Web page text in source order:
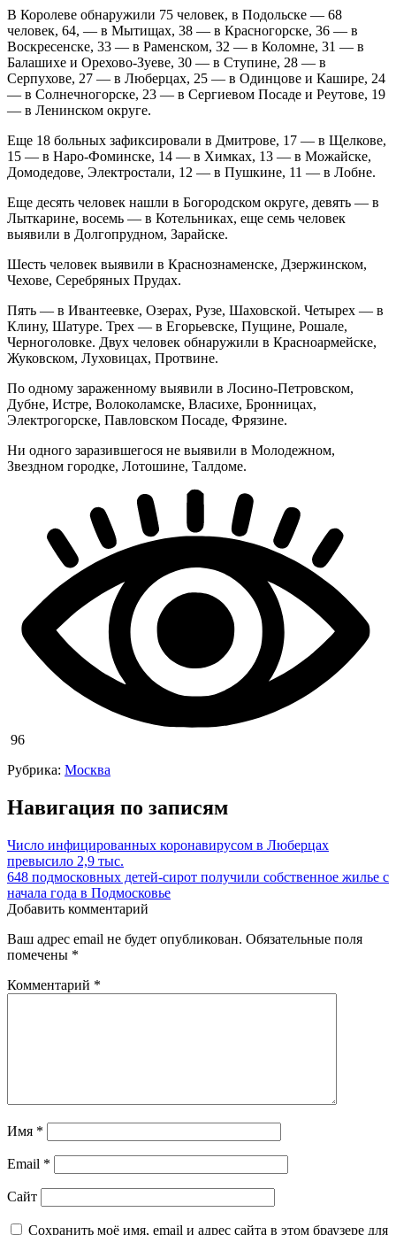
В Королеве обнаружили 75 человек, в Подольске — 68
человек, 64, — в Мытищах, 38 — в Красногорске, 36 — в
Воскресенске, 33 — в Раменском, 32 — в Коломне, 31 — в
Балашихе и Орехово-Зуеве, 30 — в Ступине, 28 — в
Серпухове, 27 — в Люберцах, 25 — в Одинцове и Кашире, 24
— в Солнечногорске, 23 — в Сергиевом Посаде и Реутове, 19
— в Ленинском округе.
Еще 18 больных зафиксировали в Дмитрове, 17 — в Щелкове,
15 — в Наро-Фоминске, 14 — в Химках, 13 — в Можайске,
Домодедове, Электростали, 12 — в Пушкине, 11 — в Лобне.
Еще десять человек нашли в Богородском округе, девять — в
Лыткарине, восемь — в Котельниках, еще семь человек
выявили в Долгопрудном, Зарайске.
Шесть человек выявили в Краснознаменске, Дзержинском,
Чехове, Серебряных Прудах.
Пять — в Ивантеевке, Озерах, Рузе, Шаховской. Четырех — в
Клину, Шатуре. Трех — в Егорьевске, Пущине, Рошале,
Черноголовке. Двух человек обнаружили в Красноармейске,
Жуковском, Луховицах, Протвине.
По одному зараженному выявили в Лосино-Петровском,
Дубне, Истре, Волоколамске, Власихе, Бронницах,
Электрогорске, Павловском Посаде, Фрязине.
Ни одного заразившегося не выявили в Молодежном,
Звездном городке, Лотошине, Талдоме.
96
Рубрика: Москва
Навигация по записям
Число инфицированных коронавирусом в Люберцах
превысило 2,9 тыс.
648 подмосковных детей‑сирот получили собственное жилье с
начала года в Подмосковье
Добавить комментарий
Ваш адрес email не будет опубликован. Обязательные поля
помечены *
Комментарий *
Имя *
Email *
Сайт
Сохранить моё имя, email и адрес сайта в этом браузере для